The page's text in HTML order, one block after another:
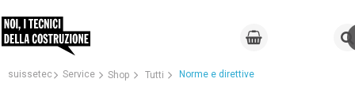
suissetec Service Shop Tutti Norme e direttive